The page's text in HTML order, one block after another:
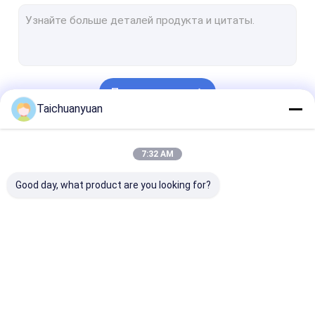
Гидравлический насос экскаватора
части гидронасоса экскаватора
Assy центра совместный
Продолжать
Taichuanyuan
7:32 AM
Good day, what product are you looking for?